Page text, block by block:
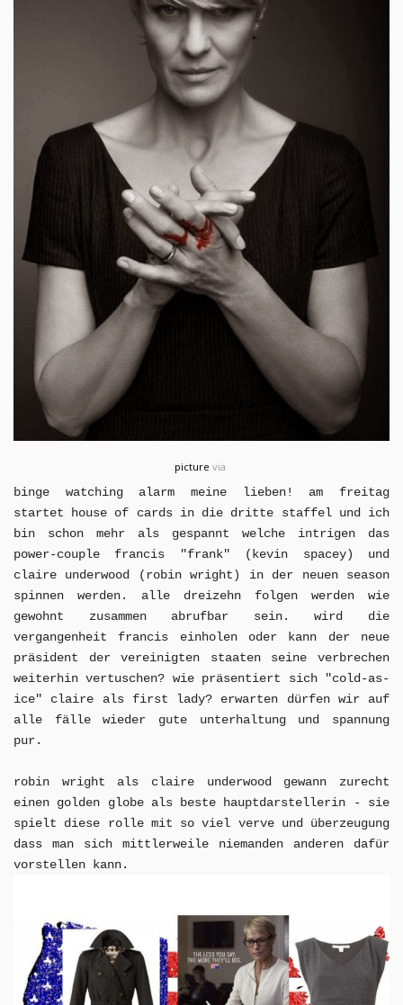
picture via
binge watching alarm meine lieben! am freitag
startet house of cards in die dritte staffel und ich
bin schon mehr als gespannt welche intrigen das
power-couple francis "frank" (kevin spacey) und
claire underwood (robin wright) in der neuen season
spinnen werden. alle dreizehn folgen werden wie
gewohnt zusammen abrufbar sein. wird die
vergangenheit francis einholen oder kann der neue
präsident der vereinigten staaten seine verbrechen
weiterhin vertuschen? wie präsentiert sich "cold-as-
ice" claire als first lady? erwarten dürfen wir auf
alle fälle wieder gute unterhaltung und spannung
pur.
robin wright als claire underwood gewann zurecht
einen golden globe als beste hauptdarstellerin - sie
spielt diese rolle mit so viel verve und überzeugung
dass man sich mittlerweile niemanden anderen dafür
vorstellen kann.